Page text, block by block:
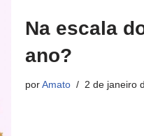
Na escala
ano?
porAmato 2 de janeiro